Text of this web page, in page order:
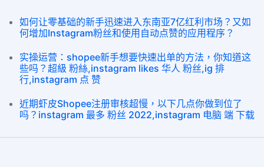
如何让零基础的新手迅速进入东南亚7亿红利市场？又如
何增加Instagram粉丝和使用自动点赞的应用程序？
实操运营：shopee新手想要快速出单的方法，你知道这
些吗？超級 粉絲,instagram likes 华人 粉丝,ig 排
行,instagram 点 赞
近期虾皮Shopee注册审核超慢，以下几点你做到位了
吗？instagram 最多 粉丝 2022,instagram 电脑 端 下载